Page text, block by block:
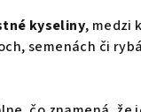
kyseliny, medzi
semenách či